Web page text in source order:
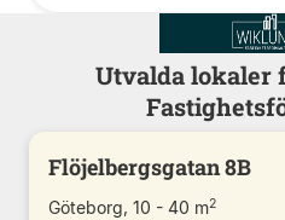
Utvalda lokaler
Flöjelbergsgatan 8B
Göteborg, 10 - 40 m2